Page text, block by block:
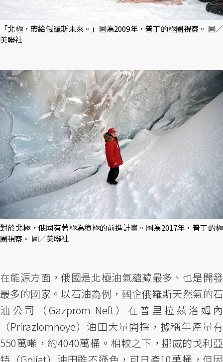
「北極，帶給俄羅斯未來。」圖為2009年，普丁的極圈視察。 圖／
美聯社
對於北極，俄國有著極為積極的前進計畫。圖為2017年，普丁的極
圈視察。 圖／美聯社
在能源方面，俄國是北極油氣蘊藏最多、也是開發
最多的國家。以石油為例，國企俄羅斯天然氣的石
油公司（Gazprom Neft）在普里拉茲洛姆內
（Prirazlomnoye）油田大量開採，據稱年產量有
550萬噸，約4040萬桶。相較之下，挪威的戈利亞